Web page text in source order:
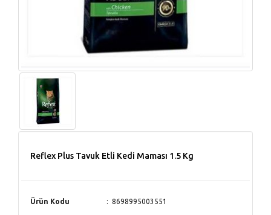
Reflex Plus Tavuk Etli Kedi Maması 1.5 Kg
Ürün Kodu 8698995003551